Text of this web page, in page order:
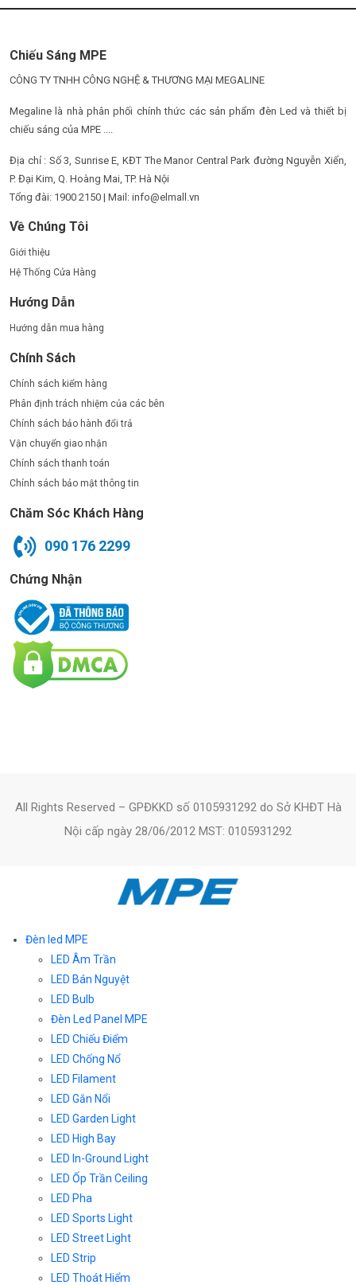
Chiếu Sáng MPE
CÔNG TY TNHH CÔNG NGHỆ & THƯƠNG MẠI MEGALINE
Megaline là nhà phân phối chính thức các sản phẩm đèn Led và thiết bị
chiếu sáng của MPE ....
Địa chỉ : Số 3, Sunrise E, KĐT The Manor Central Park đường Nguyễn Xiển,
P. Đại Kim, Q. Hoàng Mai, TP. Hà Nội
Tổng đài: 1900 2150 | Mail: info@elmall.vn
Về Chúng Tôi
Giới thiệu
Hệ Thống Cửa Hàng
Hướng Dẫn
Hướng dẫn mua hàng
Chính Sách
Chính sách kiểm hàng
Phân định trách nhiệm của các bên
Chính sách bảo hành đổi trả
Vận chuyển giao nhận
Chính sách thanh toán
Chính sách bảo mật thông tin
Chăm Sóc Khách Hàng
090 176 2299
Chứng Nhận
All Rights Reserved – GPĐKKD số 0105931292 do Sở KHĐT Hà
Nội cấp ngày 28/06/2012 MST: 0105931292
Đèn led MPE
LED Âm Trần
LED Bán Nguyệt
LED Bulb
Đèn Led Panel MPE
LED Chiếu Điểm
LED Chống Nổ
LED Filament
LED Gắn Nổi
LED Garden Light
LED High Bay
LED In-Ground Light
LED Ốp Trần Ceiling
LED Pha
LED Sports Light
LED Street Light
LED Strip
LED Thoát Hiểm